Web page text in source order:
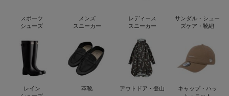
スポーツ
シューズ
メンズ
スニーカー
レディース
スニーカー
サンダル・シュー
ズケア・靴紐
レイン
革靴 アウトドア・登山
キャップ・ハッ